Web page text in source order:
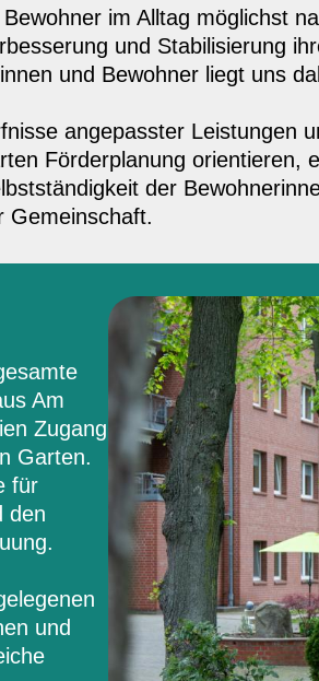
im Alltag möglichst
und Stabilisierung
und Bewohner liegt uns
angepasster Leistungen
Förderplanung orientieren,
der
Gemeinschaft.
Am
Zugang
Garten.
für
den
und